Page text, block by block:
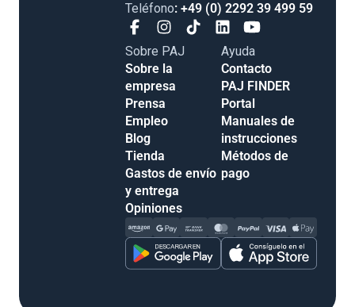
Teléfono: +49 (0) 2292 39 499 59
Sobre PAJ
Sobre la
empresa
Prensa
Empleo
Blog
Tienda
Gastos de envío
y entrega
Opiniones
Ayuda
Contacto
PAJ FINDER
Portal
Manuales de
instrucciones
Métodos de
pago